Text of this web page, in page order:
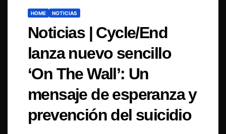
HOME NOTICIAS
Noticias | Cycle/End
lanza nuevo sencillo
‘On The Wall’: Un
mensaje de esperanza y
prevención del suicidio